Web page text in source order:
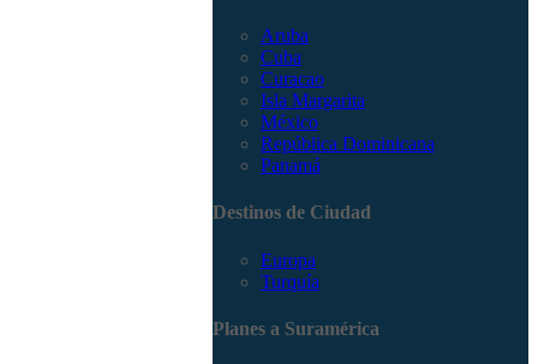
Aruba
Cuba
Curacao
Isla Margarita
México
República Dominicana
Panamá
Destinos de Ciudad
Europa
Turquía
Planes a Suramérica